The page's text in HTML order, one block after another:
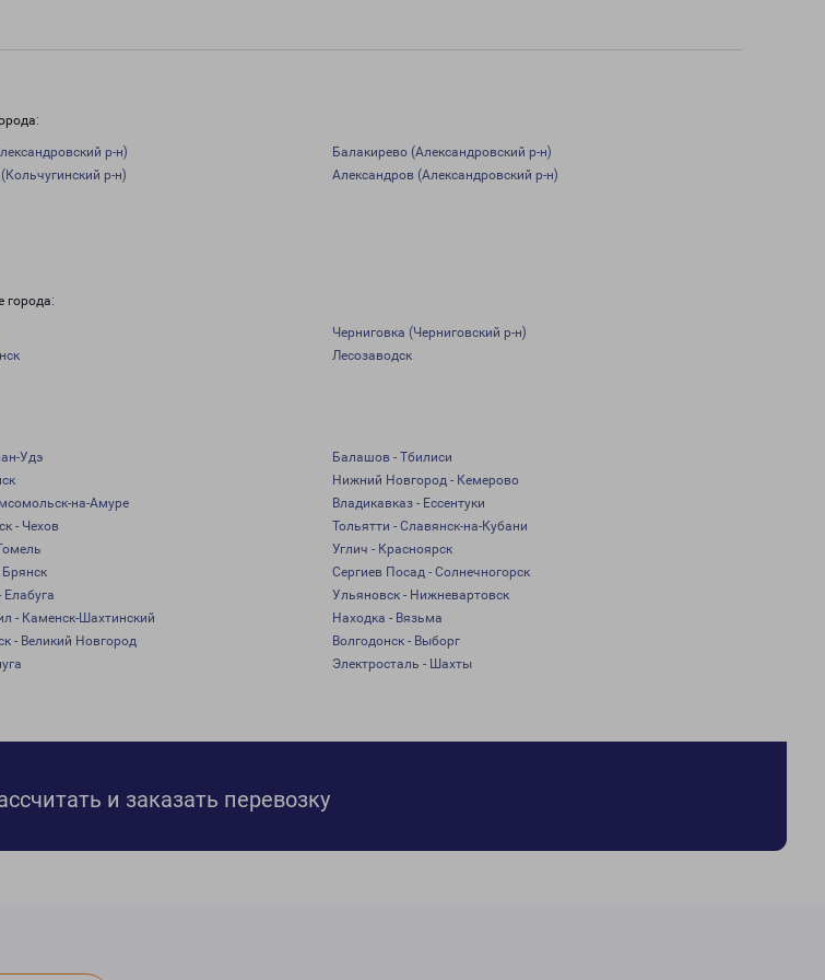
р-н)
Балакирево (Александровский р-н)
р-н)
Александров (Александровский р-н)
города:
Черниговка (Черниговский р-н)
Лесозаводск
Удэ
Балашов - Тбилиси
Нижний Новгород - Кемерово
на-Амуре
Владикавказ - Ессентуки
- Чехов
Тольятти - Славянск-на-Кубани
Углич - Красноярск
Сергиев Посад - Солнечногорск
Елабуга
Ульяновск - Нижневартовск
- Каменск-Шахтинский
Находка - Вязьма
- Великий Новгород
Волгодонск - Выборг
Электросталь - Шахты
и заказать перевозку